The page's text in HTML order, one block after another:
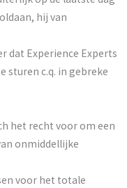
hij van
dat Experience Experts
sturen c.q. in gebreke
het recht voor om een
onmiddellijke
voor het totale